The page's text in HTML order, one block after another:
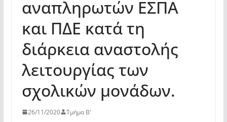
αναπληρωτών ΕΣΠΑ
και ΠΔΕ κατά τη
διάρκεια αναστολής
λειτουργίας των
σχολικών μονάδων.
26/11/2020 Τμήμα Β'